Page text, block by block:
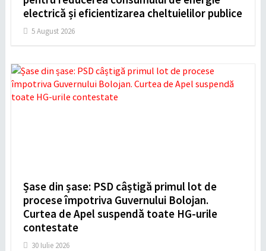
electrică și eficientizarea cheltuielilor publice
5 August 2026
Șase din șase: PSD câștigă primul lot de
procese împotriva Guvernului Bolojan.
Curtea de Apel suspendă toate HG-urile
contestate
30 Iulie 2026